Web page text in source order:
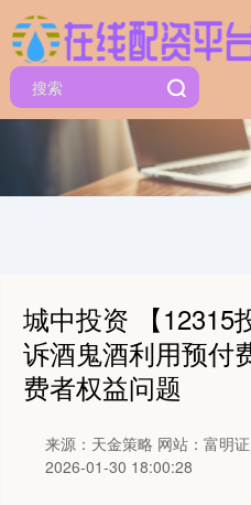
城中投资 【12315
诉酒鬼酒利用预付
费者权益问题
来源：天金策略 网站：富明
2026-01-30 18:00:28